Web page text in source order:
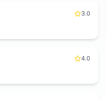
3.0
4.0